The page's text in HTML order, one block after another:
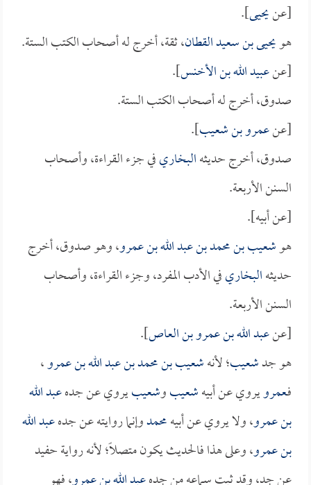
[عنيحيى].
هويحيى بن سعيد القطان، ثقة، أخرج له أصحاب الكتب الستة.
[عنعبيد الله بن الأخنس].
صدوق، أخرج له أصحاب الكتب الستة.
[عنعمرو بن شعيب].
صدوق، أخرج حديثهالبخاريفي جزء القراءة، وأصحاب
السنن الأربعة.
[عن أبيه].
هوشعيب بن محمد بن عبد الله بن عمرو، وهو صدوق، أخرج
حديثهالبخاريفي الأدب المفرد، وجزء القراءة، وأصحاب
السنن الأربعة.
[عنعبد الله بن عمرو بن العاص].
هو جدشعيب؛ لأنهشعيب بن محمد بن عبد الله بن عمرو،
فـعمرويروي عن أبيهشعيبوشعيبيروي عن جدهعبد الله
بن عمرو، ولا يروي عن أبيهمحمدوإنما روايته عن جدهعبد الله
بن عمرو، وعلى هذا فالحديث يكون متصلاً؛ لأنه رواية حفيد